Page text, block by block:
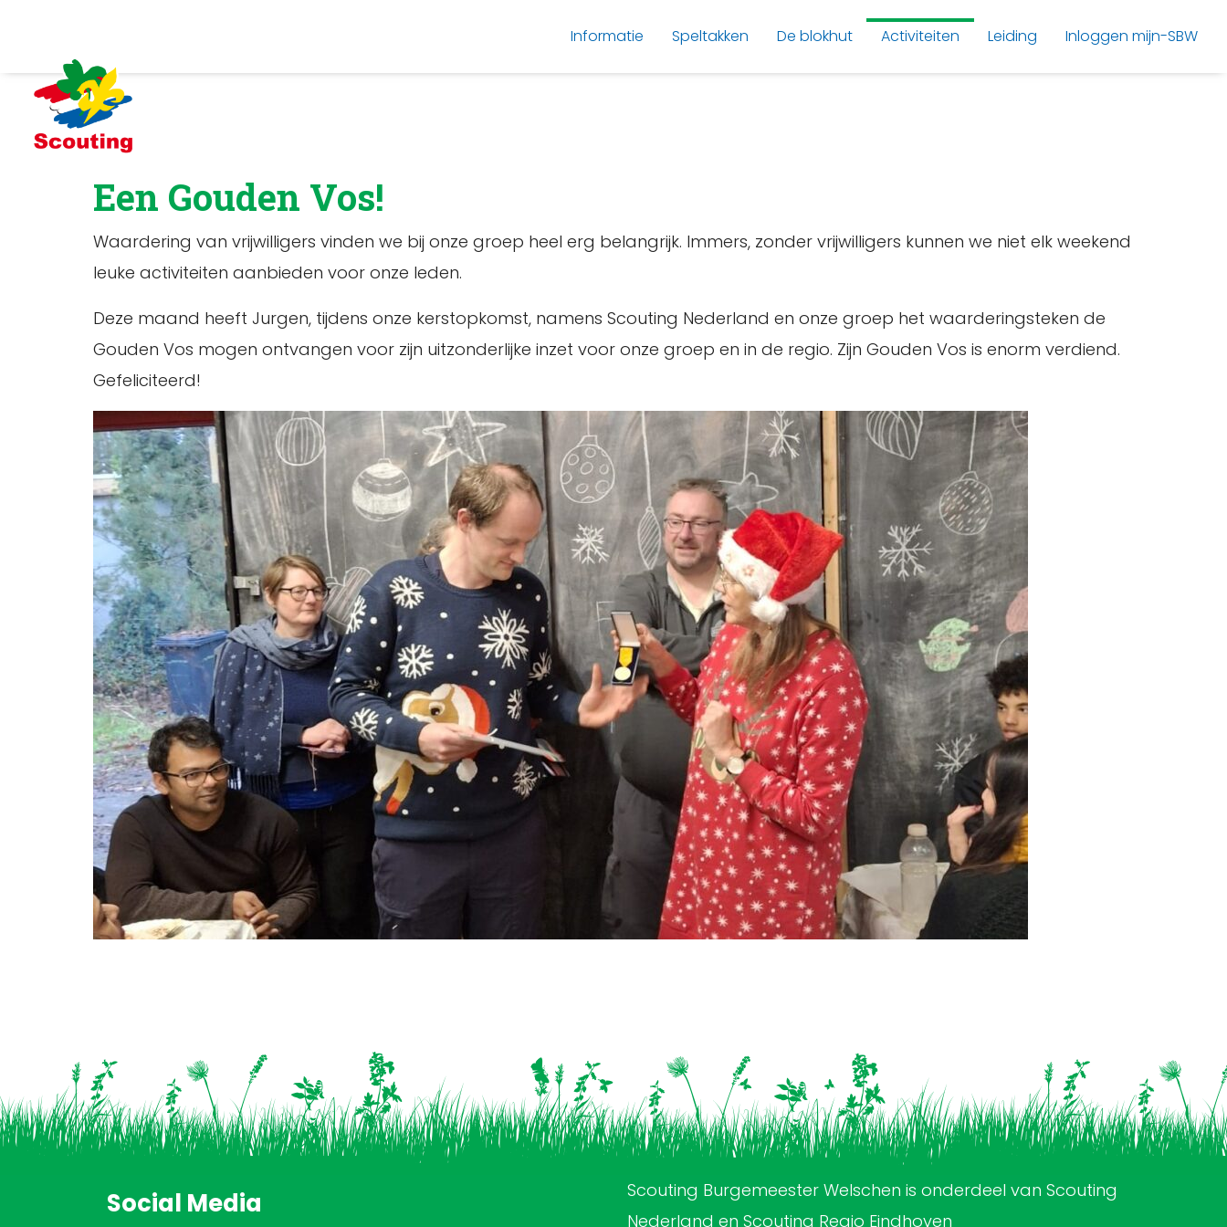
Informatie Speltakken De blokhut Activiteiten Leiding Inloggen mijn-SBW
Een Gouden Vos!
Waardering van vrijwilligers vinden we bij onze groep heel erg belangrijk. Immers, zonder vrijwilligers kunnen we niet elk weekend
leuke activiteiten aanbieden voor onze leden.
Deze maand heeft Jurgen, tijdens onze kerstopkomst, namens Scouting Nederland en onze groep het waarderingsteken de
Gouden Vos mogen ontvangen voor zijn uitzonderlijke inzet voor onze groep en in de regio. Zijn Gouden Vos is enorm verdiend.
Gefeliciteerd!
Social Media
Scouting Burgemeester Welschen is onderdeel van Scouting
Nederland en Scouting Regio Eindhoven